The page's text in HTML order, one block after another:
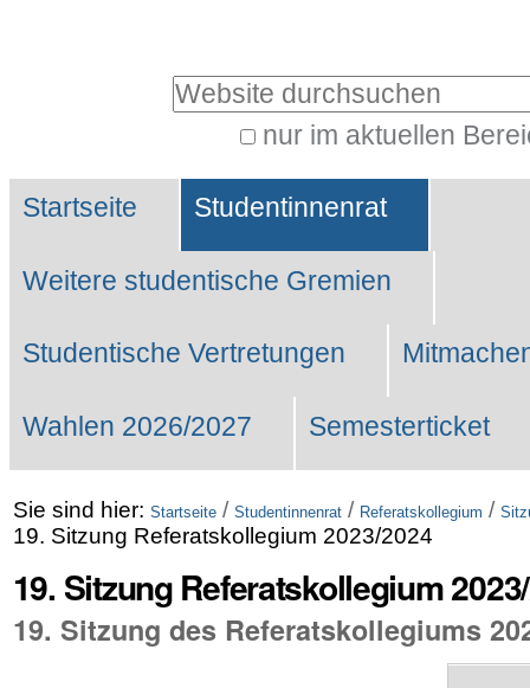
Website durchsuchen
nur im aktuellen
Suche…
Sektionen
Startseite Studentinnenrat
Weitere studentische Gremien
Studentische Vertretungen
Wahlen 2026/2027 Semesterticket
Sie sind hier: Startseite / Studentinnenrat / Referatskollegium /
19. Sitzung Referatskollegium 2023/2024
19. Sitzung Referatskollegium
19. Sitzung des Referatskollegiums